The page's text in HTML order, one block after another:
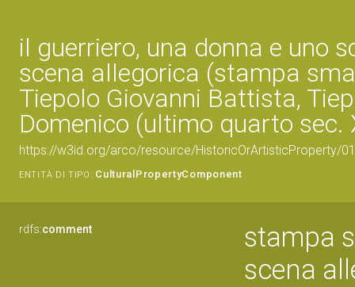
il guerriero, una donna e uno
scena allegorica (stampa
Tiepolo Giovanni Battista,
Domenico (ultimo quarto sec.
https://w3id.org/arco/resource/HistoricOrArtisticProperty/
ENTITÀ DI TIPO: CulturalPropertyComponent
rdfs:comment
stampa
scena